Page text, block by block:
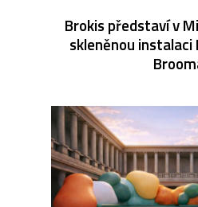
Brokis představí v
skleněnou instalaci